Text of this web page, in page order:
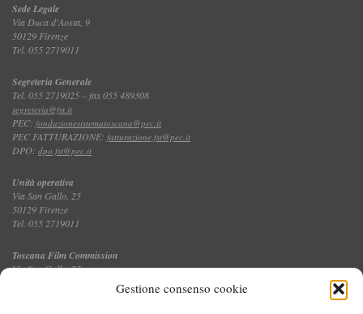
Gestione consenso cookie
Sede Legale
Via Duca d'Aosta, 9
50129 Firenze
Tel. 055 2719011
Segreteria Generale
Tel. 055 2719025 – fax 055 489308
segreteria@fst.it
PEC: fondazionesistematoscana@pec.it
PEC FATTURAZIONE: fatturazione.fst@pec.it
DPO: dpo.fst@pec.it
Unità operativa
Via San Gallo, 25
50129 Firenze
Tel. 055 2719011
Toscana Film Commission
Via San Gallo, 25
Tel. 055 2719035 – fax 055 2719027